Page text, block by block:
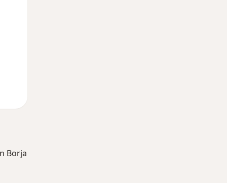
Borja